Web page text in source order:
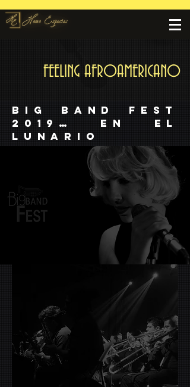
FEELING AFROAMERICANO
Big Band Fest
2019… en El
Lunario